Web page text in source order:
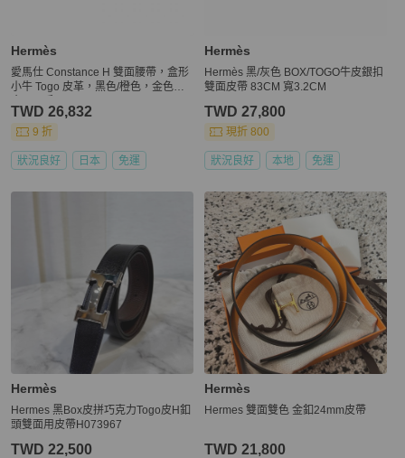
Hermès
愛馬仕 Constance H 雙面腰帶，盒形
小牛 Togo 皮革，黑色/橙色，金色五
TWD 26,832
9 折
狀況良好 日本 免運
Hermès
Hermès 黑/灰色 BOX/TOGO牛皮銀扣
雙面皮帶 83CM 寬3.2CM
TWD 27,800
現折 800
狀況良好 本地 免運
Hermès
Hermes 黑Box皮拼巧克力Togo皮H釦
頭雙面用皮帶H073967
TWD 22,500
Hermès
Hermes 雙面雙色 金釦24mm皮帶
TWD 21,800